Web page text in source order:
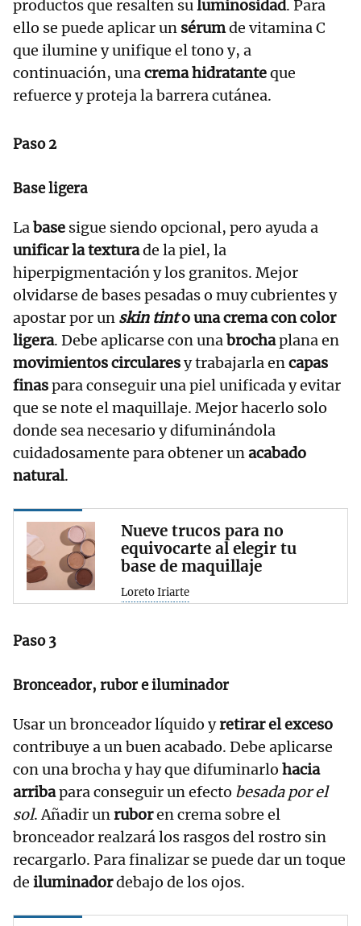
productos que resalten suluminosidad. Para
ello se puede aplicar un sérumde vitamina C
que ilumine y unifique el tono y, a
continuación, unacrema hidratanteque
refuerce y proteja la barrera cutánea.
Paso 2
Base ligera
Labase sigue siendo opcional, pero ayuda a
unificar la texturade la piel, la
hiperpigmentación y los granitos. Mejor
olvidarse de bases pesadas o muy cubrientes y
apostar por un skin tinto una crema con color
ligera. Debe aplicarse con unabrochaplana en
movimientos circularesy trabajarla encapas
finaspara conseguir una piel unificada y evitar
que se note el maquillaje. Mejor hacerlo solo
donde sea necesario y difuminándola
cuidadosamente para obtener unacabado
natural.
Nueve trucos para no
equivocarte al elegir tu
base de maquillaje
Loreto Iriarte
Paso 3
Bronceador, rubor e iluminador
Usar un bronceador líquido yretirar el exceso
contribuye a un buen acabado. Debe aplicarse
con una brocha y hay que difuminarlo hacia
arribapara conseguir un efecto besada por el
sol. Añadir unruboren crema sobre el
bronceador realzará los rasgos del rostro sin
recargarlo. Para finalizar se puede dar un toque
de iluminadordebajo de los ojos.